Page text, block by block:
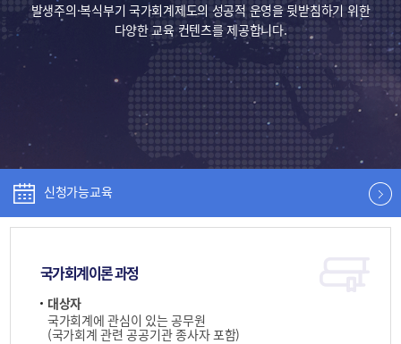
발생주의·복식부기 국가회계제도의 성공적 운영을 뒷받침하기 위한
다양한 교육 컨텐츠를 제공합니다.
신청가능교육
국가회계이론 과정
대상자
국가회계에 관심이 있는 공무원
(국가회계 관련 공공기관 종사자 포함)